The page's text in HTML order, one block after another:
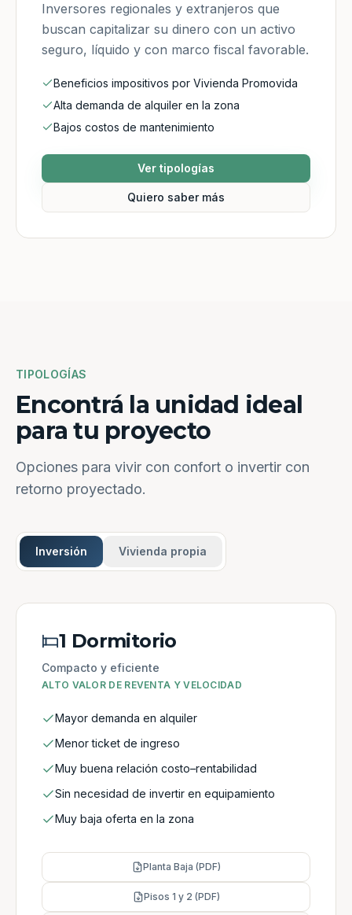
Inversores regionales y extranjeros que
buscan capitalizar su dinero con un activo
seguro, líquido y con marco fiscal favorable.
Beneficios impositivos por Vivienda Promovida
Alta demanda de alquiler en la zona
Bajos costos de mantenimiento
Ver tipologías
Quiero saber más
TIPOLOGÍAS
Encontrá la unidad ideal
para tu proyecto
Opciones para vivir con confort o invertir con
retorno proyectado.
Inversión Vivienda propia
1 Dormitorio
Compacto y eficiente
ALTO VALOR DE REVENTA Y VELOCIDAD
Mayor demanda en alquiler
Menor ticket de ingreso
Muy buena relación costo–rentabilidad
Sin necesidad de invertir en equipamiento
Muy baja oferta en la zona
Planta Baja (PDF)
Pisos 1 y 2 (PDF)